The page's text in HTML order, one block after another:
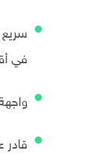
في أقلّ من